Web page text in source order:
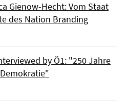
Gienow-Hecht: Vom Staat
des Nation Branding
by Ö1: "250 Jahre